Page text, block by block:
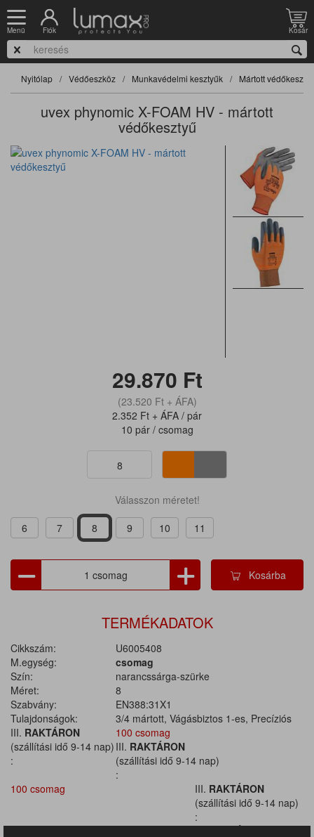
Menü Fiók Kosár
Nyitólap Védőeszköz Munkavédelmi kesztyűk Mártott védőkesztyű
uvex phynomic X-FOAM HV - mártott
védőkesztyű
29.870 Ft
(23.520 Ft+ ÁFA)
2.352 Ft + ÁFA / pár
10 pár / csomag
8
Válasszon méretet!
6
7 8 9 10 11
Kosárba
TERMÉKADATOK
Cikkszám:
U6005408
M.egység:
csomag
Szín:
narancssárga-szürke
Méret:
8
Szabvány:
EN388:31X1
Tulajdonságok:
3/4 mártott, Vágásbiztos 1-es, Precíziós
III. RAKTÁRON
(szállítási idő 9-14 nap)
:
100 csomag
III. RAKTÁRON
(szállítási idő 9-14 nap)
:
100 csomag
III. RAKTÁRON
(szállítási idő 9-14 nap)
: